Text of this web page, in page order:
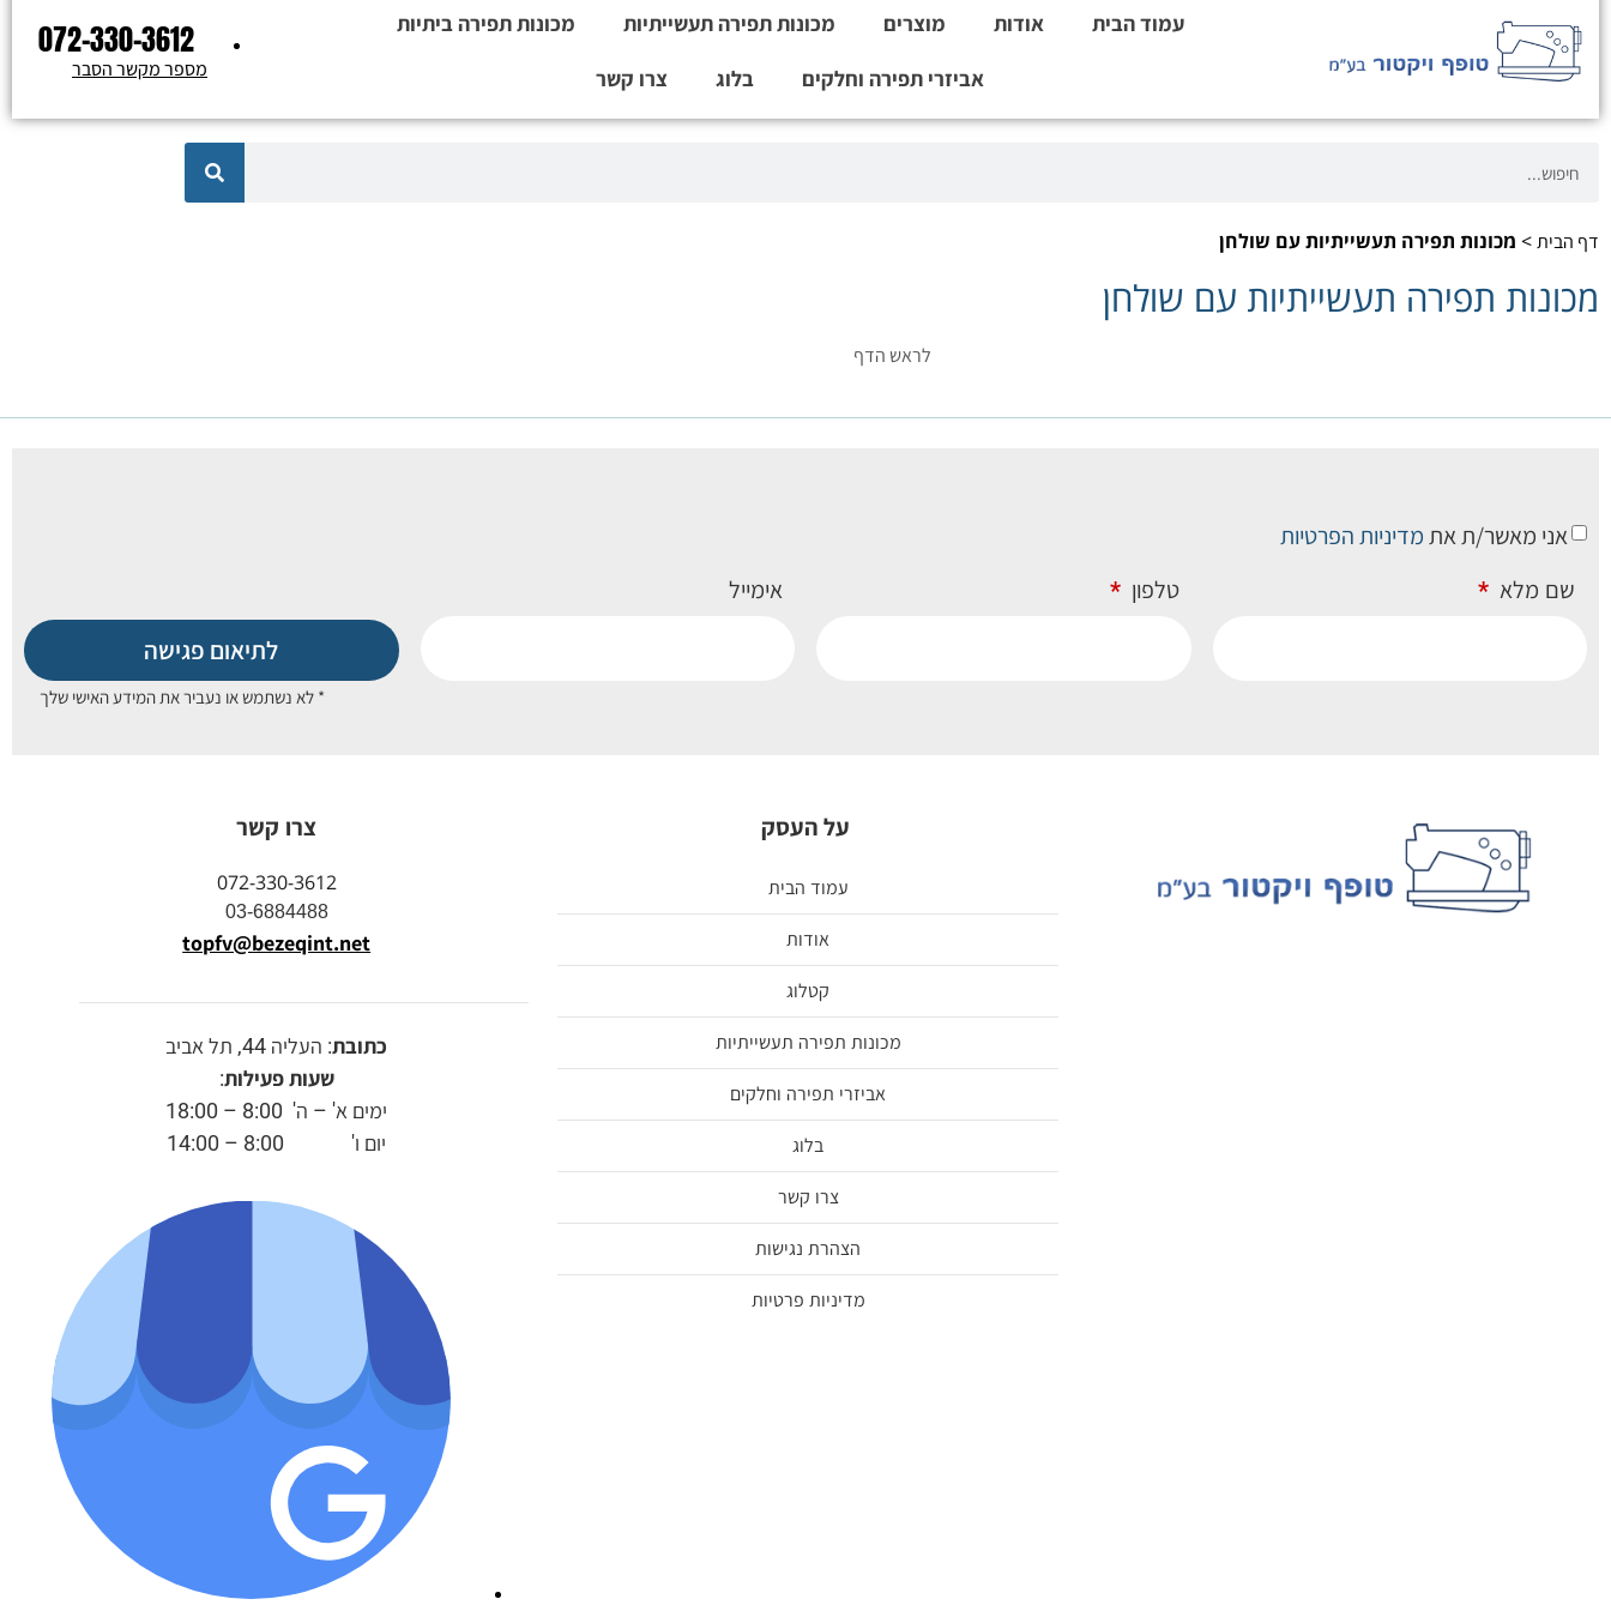
עמוד הבית אודות מוצרים מכונות תפירה תעשייתיות
מכונות תפירה ביתיות
אביזרי תפירה וחלקים
בלוג צרו קשר
072-330-3612
מספר מקשר הסבר
דף הבית> מכונות תפירה תעשייתיות עם שולחן
מכונות תפירה תעשייתיות עם שולחן
לראש הדף
אני מאשר/ת אתמדיניות הפרטיות
שם מלא טלפון אימייל
לתיאום פגישה
* לא נשתמש או נעביר את המידע האישי שלך
על העסק
עמוד הבית
אודות
קטלוג
מכונות תפירה תעשייתיות
אביזרי תפירה וחלקים
בלוג
צרו קשר
הצהרת נגישות
מדיניות פרטיות
צרו קשר
072-330-3612
03-6884488
topfv@bezeqint.net
כתובת: העליה 44, תל אביב
שעות פעילות:
ימים א' – ה' 8:00 – 18:00
יום ו' 8:00 – 14:00